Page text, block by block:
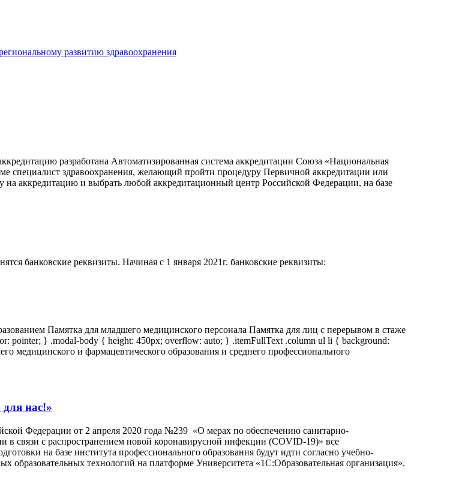
развитию здравоохранения
разработана Автоматизированная система аккредитации Союза «Национальная
специалист здравоохранения, желающий пройти процедуру Первичной аккредитации или
на аккредитацию и выбрать любой аккредитационный центр Российской Федерации, на базе
банковские реквизиты. Начиная с 1 января 2021г. банковские реквизиты:
Памятка для младшего медицинского персонала Памятка для лиц с перерывом в стаже
pointer; } .modal-body { height: 450px; overflow: auto; } .itemFullText .column ul li { background:
и фармацевтического образования и среднего профессионального
нас!»
Федерации от 2 апреля 2020 года №239 «О мерах по обеспечению санитарно-
в связи с распространением новой коронавирусной инфекции (COVID-19)» все
на базе института профессионального образования будут идти согласно учебно-
образовательных технологий на платформе Университета «1С:Образовательная организация».